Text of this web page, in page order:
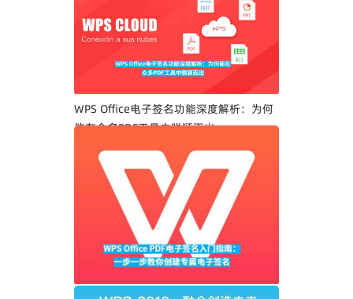
WPS Office电子签名功能深度解析：为何
能在众多PDF工具中脱颖而出